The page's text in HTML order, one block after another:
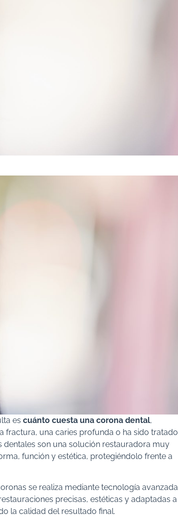
es cuánto cuesta una corona dental,
fractura, una caries profunda o ha sido tratado
son una solución restauradora muy
función y estética, protegiéndolo frente a
se realiza mediante tecnología avanzada
precisas, estéticas y adaptadas a
la calidad del resultado final.